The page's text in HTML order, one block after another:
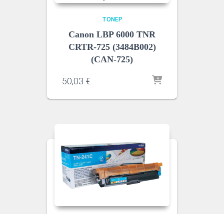
ΤΌΝΕΡ
Canon LBP 6000 TNR
CRTR-725 (3484B002)
(CAN-725)
50,03 €